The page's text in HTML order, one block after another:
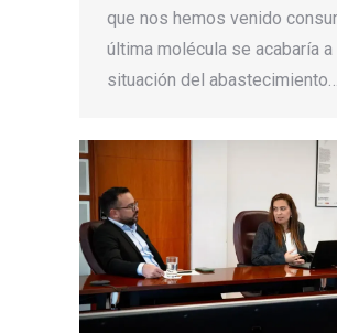
que nos hemos venido
última molécula se acabaría
situación del abastecimiento…